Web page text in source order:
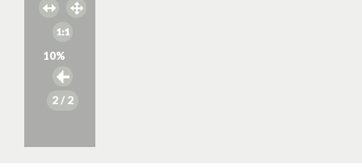
10%
2/ 2